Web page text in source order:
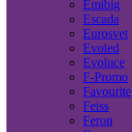
Emibig
Escada
Eurosvet
Evoled
Evoluce
F-Promo
Favourite
Feiss
Feron